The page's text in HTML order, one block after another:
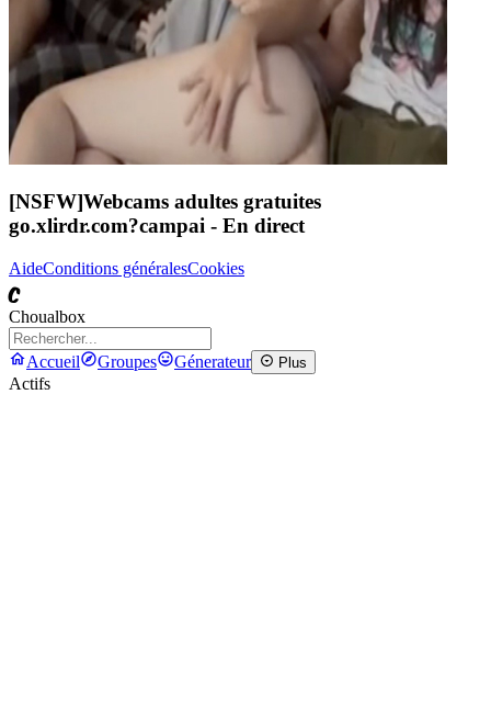
[NSFW]Webcams adultes gratuites
go.xlirdr.com?campai - En direct
AideConditions généralesCookies
C
Choualbox
Accueil Groupes Génerateur Plus
Actifs